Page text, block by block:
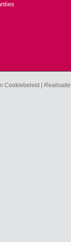
Cookiebeleid
Realisatie